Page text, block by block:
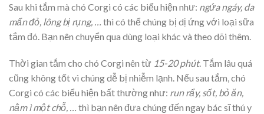
Sau khi tắm mà chó Corgi có các biểu hiện như: ngứa ngáy, da
mẩn đỏ, lông bị rụng, …
thì có thể chúng bị dị ứng với loại sữa
tắm đó. Bạn nên chuyển qua dùng loại khác và theo dõi thêm.
Thời gian tắm cho chó Corgi nên từ 15-20 phút. Tắm lâu quá
cũng không tốt vì chúng dễ bị nhiễm lạnh. Nếu sau tắm, chó
Corgi có các biểu hiện bất thường như: run rẩy, sốt, bỏ ăn,
nằm ì một chỗ, … thì bạn nên đưa chúng đến ngay bác sĩ thú y